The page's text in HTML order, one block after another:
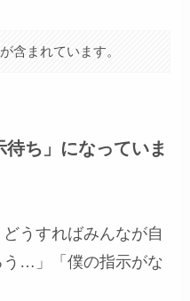
含まれています。
ち」になっていま
うすればみんなが自
う…」「僕の指示がな